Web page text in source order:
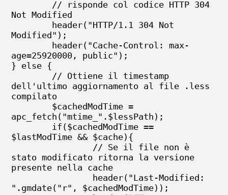
Not Modified
Modified");
age=25920000, public");
} else {
dell'ultimo aggiornamento al file .less
compilato
apc_fetch("mtime_".$lessPath);
$lastModTime && $cache){
stato modificato ritorna la versione
presente nella cache
".gmdate("r", $cachedModTime));